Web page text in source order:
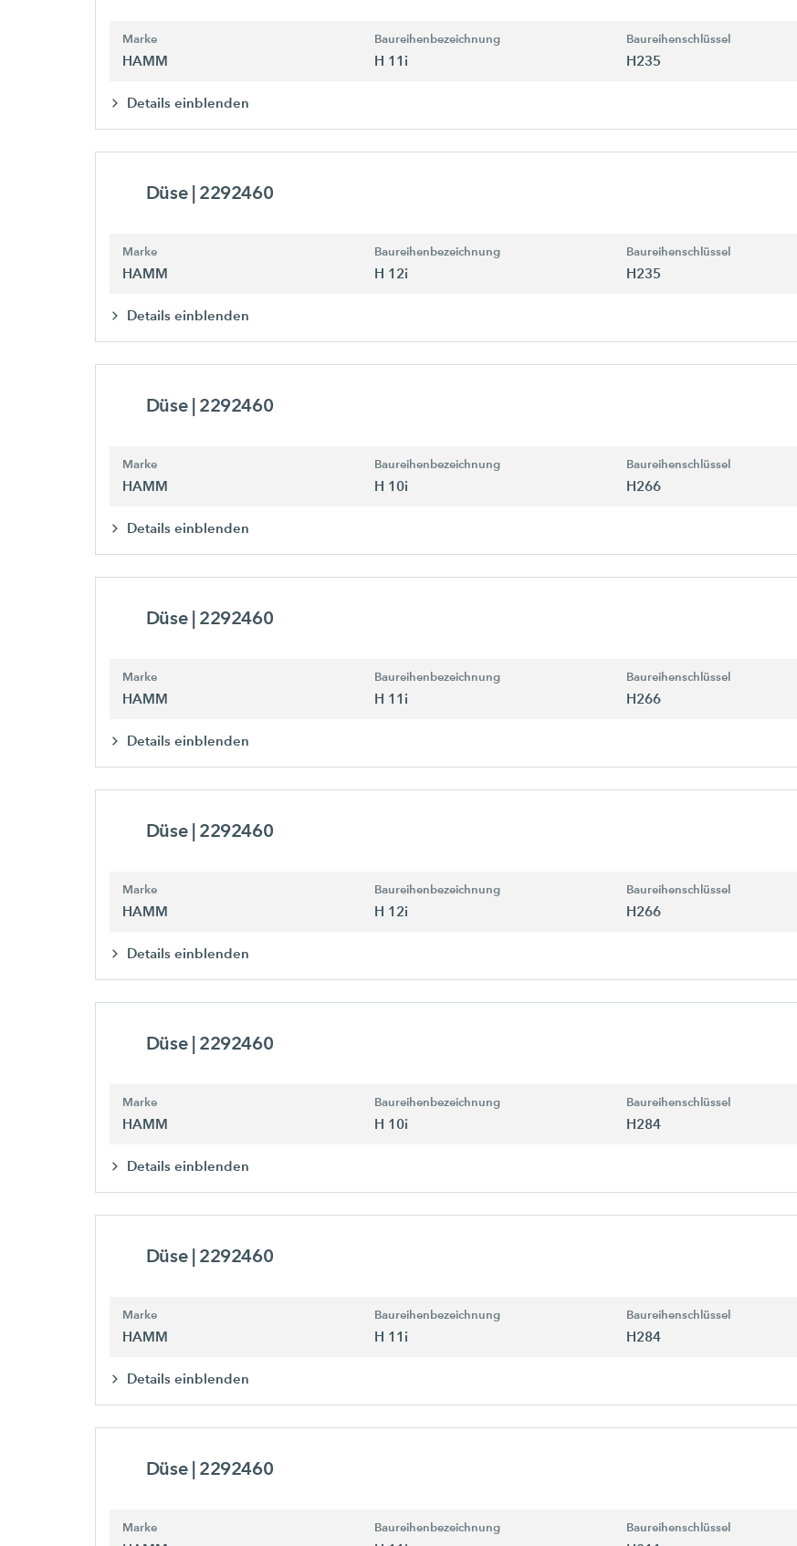
Marke
HAMM
Baureihenbezeichnung
H 11i
Baureihenschlüssel
H235
Details einblenden
Düse | 2292460
Marke
HAMM
Baureihenbezeichnung
H 12i
Baureihenschlüssel
H235
Details einblenden
Düse | 2292460
Marke
HAMM
Baureihenbezeichnung
H 10i
Baureihenschlüssel
H266
Details einblenden
Düse | 2292460
Marke
HAMM
Baureihenbezeichnung
H 11i
Baureihenschlüssel
H266
Details einblenden
Düse | 2292460
Marke
HAMM
Baureihenbezeichnung
H 12i
Baureihenschlüssel
H266
Details einblenden
Düse | 2292460
Marke
HAMM
Baureihenbezeichnung
H 10i
Baureihenschlüssel
H284
Details einblenden
Düse | 2292460
Marke
HAMM
Baureihenbezeichnung
H 11i
Baureihenschlüssel
H284
Details einblenden
Düse | 2292460
Marke Baureihenbezeichnung Baureihenschlüssel